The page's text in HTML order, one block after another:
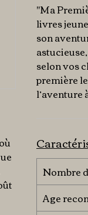
"Ma
livres
son
selon vos
première
l’aventure
Nombre
Age